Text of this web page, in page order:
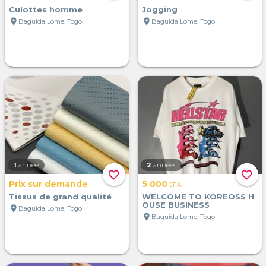
Culottes homme
location_on Baguida Lome, Togo
Jogging
location_on Baguida Lome, Togo
favorite_border
1 année
Prix sur demande
Tissus de grand qualité
location_on Baguida Lome, Togo
favorite_border
2 années
5 000CFA
WELCOME TO KOREOSS H
OUSE BUSINESS
location_on Baguida Lome, Togo